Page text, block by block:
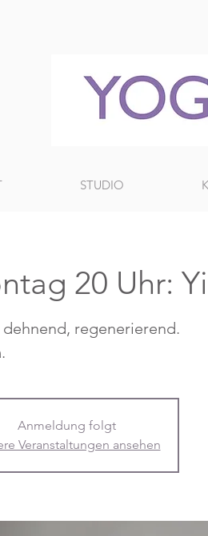
STUDIO
20 Uhr:
dehnend, regenerierend.
Anmeldung folgt
Veranstaltungen ansehen